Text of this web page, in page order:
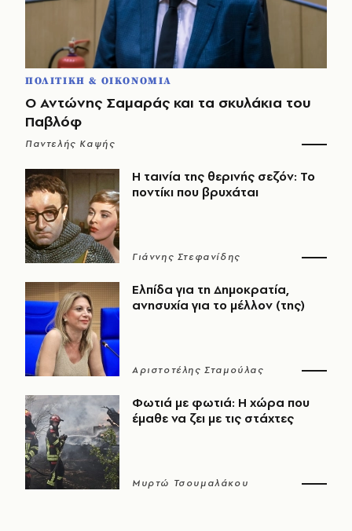
ΠΟΛΙΤΙΚΗ & ΟΙΚΟΝΟΜΙΑ
Ο Αντώνης Σαμαράς και τα σκυλάκια του
Παβλόφ
Παντελής Καψής
Η ταινία της θερινής σεζόν: Το
ποντίκι που βρυχάται
Γιάννης Στεφανίδης
Ελπίδα για τη Δημοκρατία,
ανησυχία για το μέλλον (της)
Αριστοτέλης Σταμούλας
Φωτιά με φωτιά: Η χώρα που
έμαθε να ζει με τις στάχτες
Μυρτώ Τσουμαλάκου